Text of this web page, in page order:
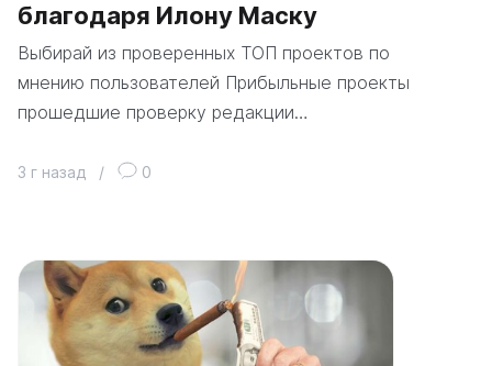
благодаря Илону Маску
Выбирай из проверенных ТОП проектов по
мнению пользователей Прибыльные проекты
прошедшие проверку редакции…
3 г назад / 0